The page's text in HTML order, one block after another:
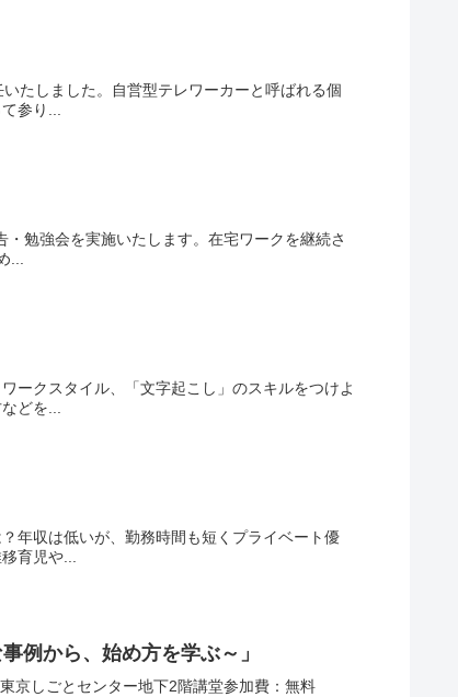
たしました。自営型テレワーカーと呼ばれる個
参り...
勉強会を実施いたします。在宅ワークを継続さ
...
ークスタイル、「文字起こし」のスキルをつけよ
どを...
年収は低いが、勤務時間も短くプライベート優
育児や...
例から、始め方を学ぶ～」
京しごとセンター地下2階講堂参加費：無料